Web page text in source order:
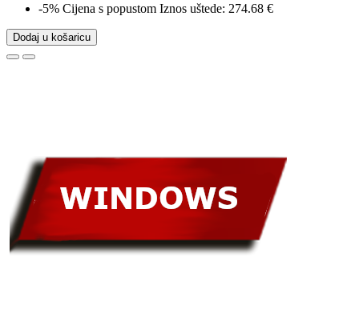
-5% Cijena s popustom Iznos uštede: 274.68 €
Dodaj u košaricu